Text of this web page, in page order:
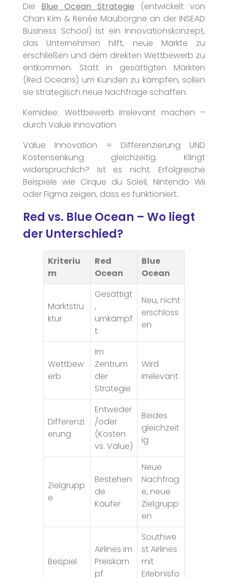
Die Blue Ocean Strategie (entwickelt von
Chan Kim & Renée Mauborgne an der INSEAD
Business School) ist ein Innovationskonzept,
das Unternehmen hilft, neue Märkte zu
erschließen und dem direkten Wettbewerb zu
entkommen. Statt in gesättigten Märkten
(Red Oceans) um Kunden zu kämpfen, sollen
sie strategisch neue Nachfrage schaffen.
Kernidee: Wettbewerb irrelevant machen –
durch Value Innovation.
Value Innovation = Differenzierung UND
Kostensenkung gleichzeitig. Klingt
widersprüchlich? Ist es nicht. Erfolgreiche
Beispiele wie Cirque du Soleil, Nintendo Wii
oder Figma zeigen, dass es funktioniert.
Red vs. Blue Ocean – Wo liegt
der Unterschied?
Kriteriu
m
Red
Ocean
Blue
Ocean
Marktstru
ktur
Gesättigt
,
umkämpf
t
Neu, nicht
erschloss
en
Wettbew
erb
Im
Zentrum
der
Strategie
Wird
irrelevant
Differenzi
erung
Entweder
/oder
(Kosten
vs. Value)
Beides
gleichzeit
ig
Zielgrupp
e
Bestehen
de
Käufer
Neue
Nachfrag
e, neue
Zielgrupp
en
Beispiel
Airlines im
Preiskam
pf
Southwe
st Airlines
mit
Erlebnisfo